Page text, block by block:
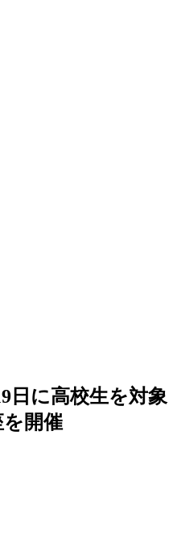
日に高校生を対象
開催